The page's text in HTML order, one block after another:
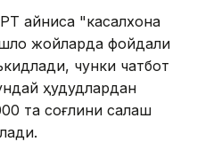
айниқса "касалхона
жойларда фойдали
чунки чатбот
ҳудудлардан
та соғлиқни сақлаш